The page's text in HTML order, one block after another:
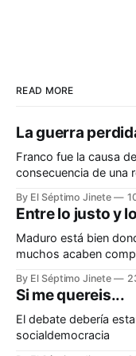
READ MORE
La guerra
Franco fue la causa
consecuencia de una
By El Séptimo Jinete
Entre lo justo y
Maduro está bien
muchos acaben
By El Séptimo Jinete
Si me quereis...
El debate debería
socialdemocracia